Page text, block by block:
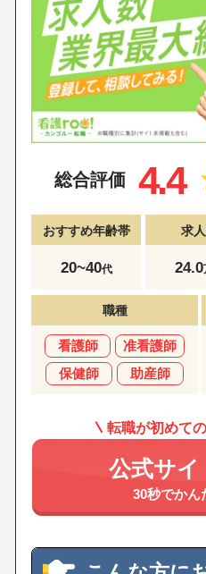
総合評価 4.4
おすすめ年齢帯
20~40代
求
24.0
職種
看護師
准看護師
保健師
助産師
転職が初めて
公式サイ
30秒でかん